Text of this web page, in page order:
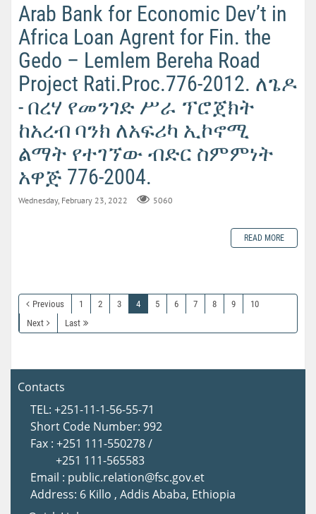
Arab Bank for Economic Dev’t in
Africa Loan Agrent for Fin. the
Gedo – Lemlem Bereha Road
Project Rati.Proc.776-2012. ለጌዶ
- በረሃ የመንገድ ሥራ ፕሮጀክት
ከአረብ ባንክ ለአፍሪካ ኢኮኖሚ
ልማት የተገኘው ብድር ስምምነት
አዋጅ 776-2004.
Wednesday, February 23, 2022 5060
READ MORE
Previous 1 2 3 4 5 6 7 8 9
10
Next
Last
Contacts
TEL: +251-11-1-56-55-71
Short Code Number: 992
Fax : +251 111-550278 /
+251 111-565583
Email : public.relation@fsc.gov.et
Address: 6 Killo , Addis Ababa, Ethiopia